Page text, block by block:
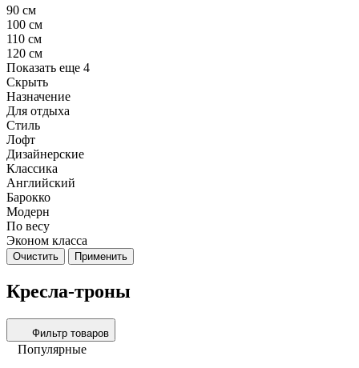
90 см
100 см
110 см
120 см
Показать еще 4
Скрыть
Назначение
Для отдыха
Стиль
Лофт
Дизайнерские
Классика
Английский
Барокко
Модерн
По весу
Эконом класса
Очистить Применить
Кресла-троны
Фильтр товаров
Популярные